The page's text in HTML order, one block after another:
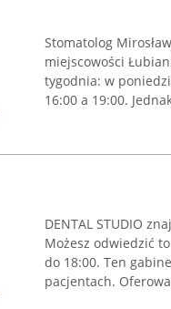
Stomatolog
miejscowości
tygodnia: w
16:00 a 19:00.
DENTAL STUDIO
Możesz odwiedzić
do 18:00. Ten
pacjentach.